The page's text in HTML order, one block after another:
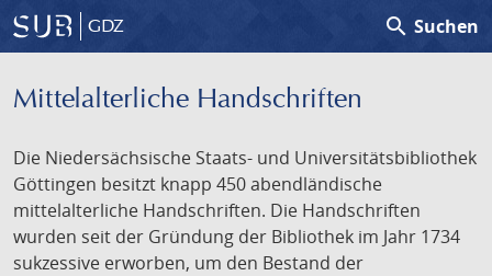
GDZ search Suchen
Mittelalterliche Handschriften
Die Niedersächsische Staats- und Universitätsbibliothek
Göttingen besitzt knapp 450 abendländische
mittelalterliche Handschriften. Die Handschriften
wurden seit der Gründung der Bibliothek im Jahr 1734
sukzessive erworben, um den Bestand der